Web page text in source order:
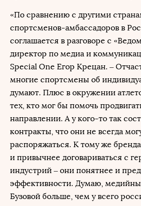
«По сравнению с другими
спортсменов-амбассадоров в
соглашается в разговоре с
директор по медиа и
Special One Егор Крецан. –
многие спортсмены об
думают. Плюс в окружении
тех, кто мог бы помочь
направлении. А у кого-то так
контракты, что они не всегда
распоряжаться. К тому же
и привычнее договариваться с
индустрий – они понятнее и
эффективности. Думаю,
Бузовой больше, чем у всего